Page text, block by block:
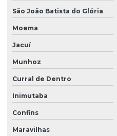
São João Batista do Glória
Moema
Jacuí
Munhoz
Curral de Dentro
Inimutaba
Confins
Maravilhas